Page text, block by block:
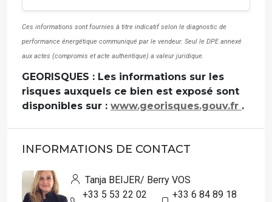
Ces informations sont fournies à titre indicatif selon le diagnostic de
performance énergétique communiqué par le vendeur. Seul le DPE annexé
aux actes (compromis et acte authentique) a valeur juridique.
GEORISQUES : Les informations sur les
risques auxquels ce bien est exposé sont
disponibles sur : www.georisques.gouv.fr .
INFORMATIONS DE CONTACT
Tanja BEIJER/ Berry VOS
+33 5 53 22 02
+33 6 84 89 18